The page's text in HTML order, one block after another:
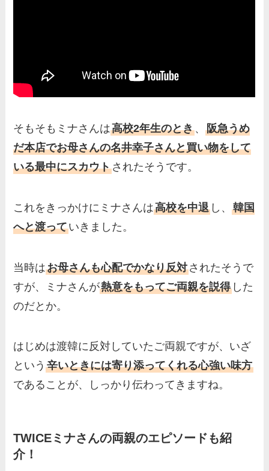
そもそもミナさんは高校2年生のとき、阪急うめ
だ本店でお母さんの名井幸子さんと買い物をして
いる最中にスカウトされたそうです。
これをきっかけにミナさんは高校を中退 し、韓国
へと渡っていきました。
当時はお母さんも心配でかなり反対されたそうで
すが、ミナさんが熱意をもってご両親を説得 した
のだとか。
はじめは渡韓に反対していたご両親ですが、いざ
という辛いときには寄り添ってくれる心強い味方
であることが、しっかり伝わってきますね。
TWICEミナさんの両親のエピソードも紹
介！